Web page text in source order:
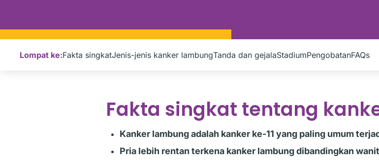
Lompat ke:Fakta singkatJenis-jenis kanker lambungTanda dan gejalaStadiumPengobatanFAQs
Fakta singkat tentang
Kanker lambung adalah kanker ke-11 yang paling umum
Pria lebih rentan terkena kanker lambung dibandingkan